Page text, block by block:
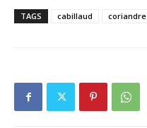
TAGS cabillaud coriandre